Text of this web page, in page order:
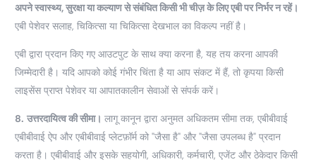
अपने स्वास्थ्य, सुरक्षा या कल्याण से संबंधित किसी भी चीज़ के लिए एबी पर निर्भर न रहें।
एबी पेशेवर सलाह, चिकित्सा या चिकित्सा देखभाल का विकल्प नहीं है।
एबी द्वारा प्रदान किए गए आउटपुट के साथ क्या करना है, यह तय करना आपकी
जिम्मेदारी है। यदि आपको कोई गंभीर चिंता है या आप संकट में हैं, तो कृपया किसी
लाइसेंस प्राप्त पेशेवर या आपातकालीन सेवाओं से संपर्क करें।
8. उत्तरदायित्व की सीमा। लागू कानून द्वारा अनुमत अधिकतम सीमा तक, एबीबीवाई
एबीबीवाई ऐप और एबीबीवाई प्लेटफ़ॉर्म को "जैसा है" और "जैसा उपलब्ध है" प्रदान
करता है। एबीबीवाई और इसके सहयोगी, अधिकारी, कर्मचारी, एजेंट और ठेकेदार किसी